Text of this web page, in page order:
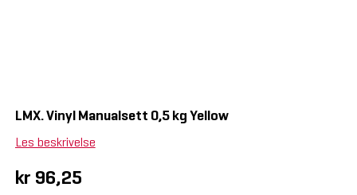
LMX. Vinyl Manualsett 0,5 kg Yellow
Les beskrivelse
kr 96,25